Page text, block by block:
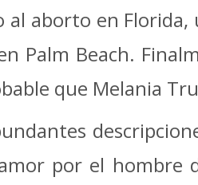
aborto en
Palm Beach.
que Melania
por el hombre